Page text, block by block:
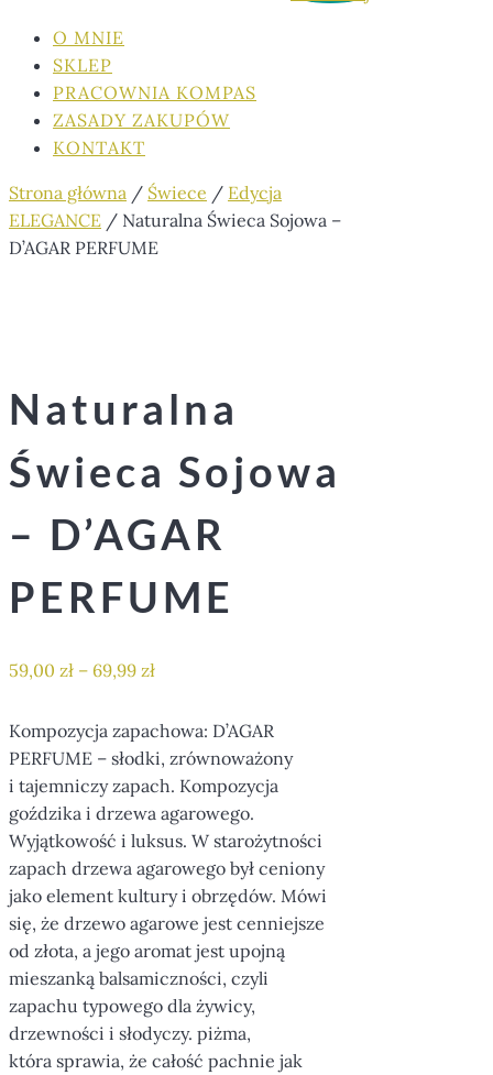
O MNIE
SKLEP
PRACOWNIA KOMPAS
ZASADY ZAKUPÓW
KONTAKT
Strona główna / Świece / Edycja
ELEGANCE / Naturalna Świeca Sojowa –
D’AGAR PERFUME
Naturalna
Świeca Sojowa
– D’AGAR
PERFUME
59,00 zł – 69,99 zł
Kompozycja zapachowa: D’AGAR
PERFUME – słodki, zrównoważony
i tajemniczy zapach. Kompozycja
goździka i drzewa agarowego.
Wyjątkowość i luksus. W starożytności
zapach drzewa agarowego był ceniony
jako element kultury i obrzędów. Mówi
się, że drzewo agarowe jest cenniejsze
od złota, a jego aromat jest upojną
mieszanką balsamiczności, czyli
zapachu typowego dla żywicy,
drzewności i słodyczy. piżma,
która sprawia, że całość pachnie jak